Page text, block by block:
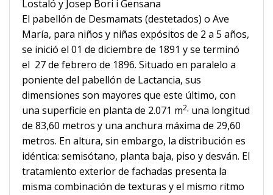
Lostaló y Josep Bori i Gensana
El pabellón de Desmamats (destetados) o Ave
María, para niños y niñas expósitos de 2 a 5 años,
se inició el 01 de diciembre de 1891 y se terminó
el 27 de febrero de 1896. Situado en paralelo a
poniente del pabellón de Lactancia, sus
dimensiones son mayores que este último, con
una superficie en planta de 2.071 m2, una longitud
de 83,60 metros y una anchura máxima de 29,60
metros. En altura, sin embargo, la distribución es
idéntica: semisótano, planta baja, piso y desván. EI
tratamiento exterior de fachadas presenta la
misma combinación de texturas y el mismo ritmo